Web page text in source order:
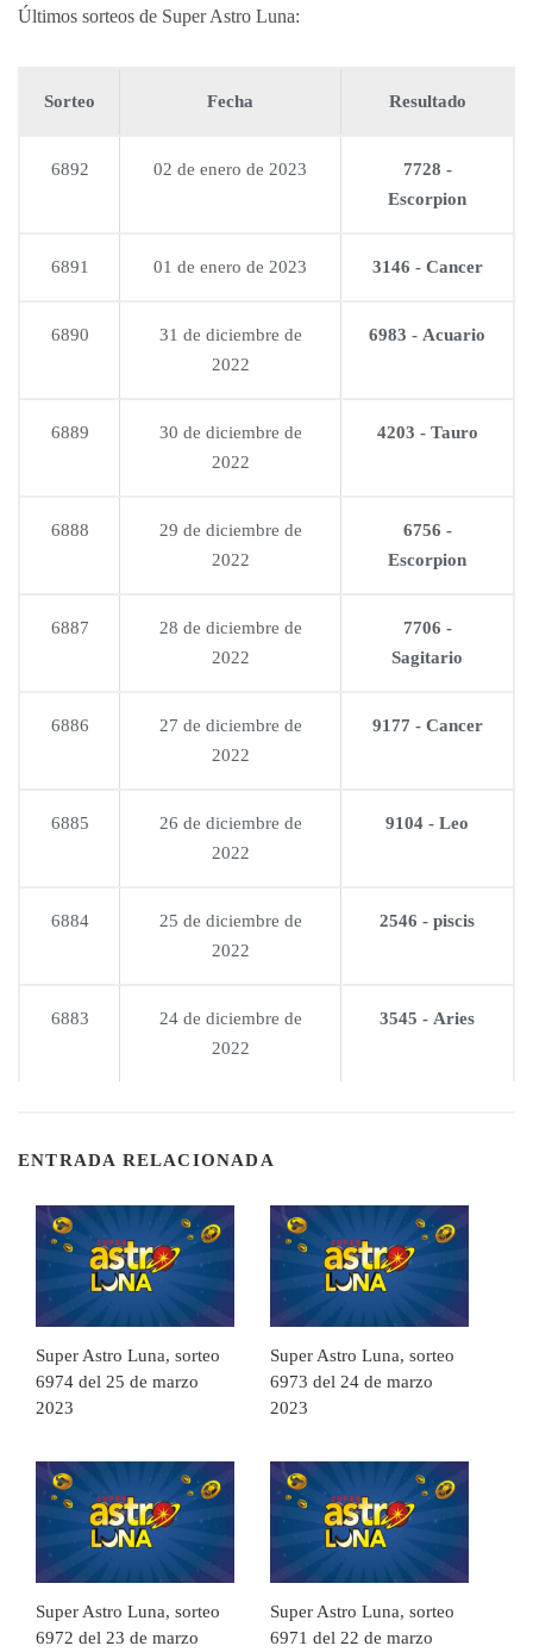
Últimos sorteos de Super Astro Luna:
Sorteo Fecha Resultado
6892 02 de enero de 2023
7728 -
Escorpion
6891 01 de enero de 2023 3146 - Cancer
6890
31 de diciembre de
2022
6983 - Acuario
6889
30 de diciembre de
2022
4203 - Tauro
6888
29 de diciembre de
2022
6756 -
Escorpion
6887
28 de diciembre de
2022
7706 -
Sagitario
6886
27 de diciembre de
2022
9177 - Cancer
6885
26 de diciembre de
2022
9104 - Leo
6884
25 de diciembre de
2022
2546 - piscis
6883
24 de diciembre de
2022
3545 - Aries
ENTRADA RELACIONADA
Super Astro Luna, sorteo
6974 del 25 de marzo
2023
Super Astro Luna, sorteo
6973 del 24 de marzo
2023
Super Astro Luna, sorteo
6972 del 23 de marzo
Super Astro Luna, sorteo
6971 del 22 de marzo